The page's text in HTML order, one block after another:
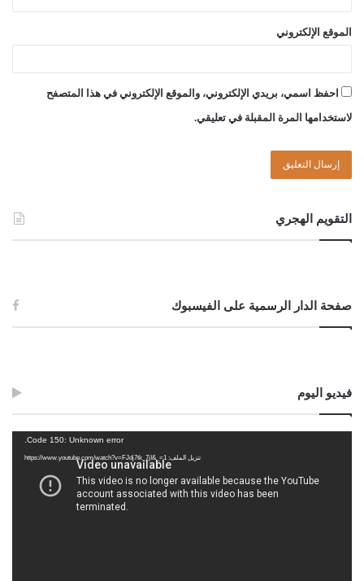
الموقع الإلكتروني
احفظ اسمي، بريدي الإلكتروني، والموقع الإلكتروني في هذا المتصفح
لاستخدامها المرة المقبلة في تعليقي.
التقويم الهجري
صفحة الدار الرسمية على الفيسبوك
فيديو اليوم
Code 150: Unknown error.
تنزيل الملف: https://www.youtube.com/watch?v=FJdj7tk_7jI&_=1